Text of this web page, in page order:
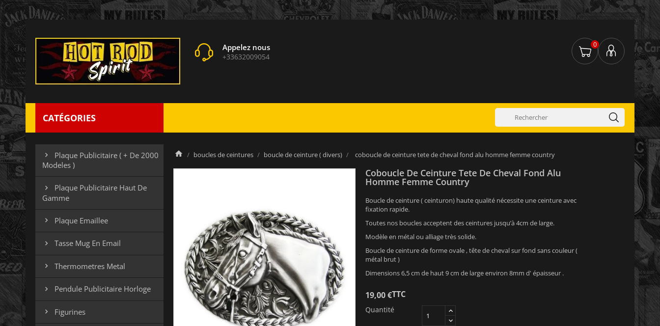
Appelez nous
+33632009054
0
CATÉGORIES

Plaque Publicitaire ( + De 2000
Modeles )

Plaque Publicitaire Haut De
Gamme
 Plaque Emaillee
 Tasse Mug En Email
 Thermometres Metal
 Pendule Publicitaire Horloge
 Figurines
boucles de ceintures boucle de ceinture ( divers) coboucle de ceinture tete de cheval fond alu homme femme country
Coboucle De Ceinture Tete De Cheval Fond Alu
Homme Femme Country
Boucle de ceinture ( ceinturon) haute qualité nécessite une ceinture avec
fixation rapide.
Toutes nos boucles acceptent des ceintures jusqu’à 4cm de large.
Modèle en métal ou alliage très solide.
Boucle de ceinture de forme ovale , tête de cheval sur fond sans couleur (
métal brut )
Dimensions 6,5 cm de haut 9 cm de large environ 8mm d' épaisseur .
19,00 €TTC
Quantité